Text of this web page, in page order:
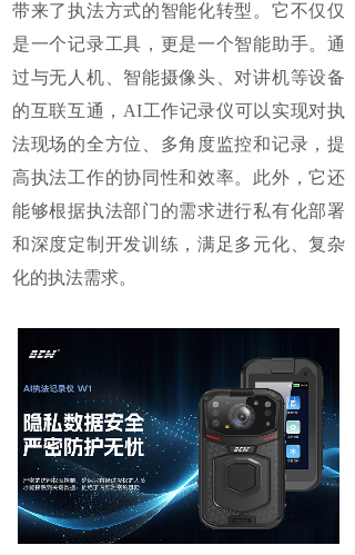
带来了执法方式的智能化转型。它不仅仅
是一个记录工具，更是一个智能助手。通
过与无人机、智能摄像头、对讲机等设备
的互联互通，AI工作记录仪可以实现对执
法现场的全方位、多角度监控和记录，提
高执法工作的协同性和效率。此外，它还
能够根据执法部门的需求进行私有化部署
和深度定制开发训练，满足多元化、复杂
化的执法需求。